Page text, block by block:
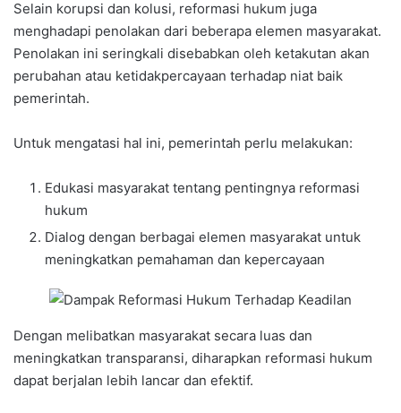
Selain korupsi dan kolusi, reformasi hukum juga
menghadapi penolakan dari beberapa elemen masyarakat.
Penolakan ini seringkali disebabkan oleh ketakutan akan
perubahan atau ketidakpercayaan terhadap niat baik
pemerintah.
Untuk mengatasi hal ini, pemerintah perlu melakukan:
Edukasi masyarakat tentang pentingnya reformasi
hukum
Dialog dengan berbagai elemen masyarakat untuk
meningkatkan pemahaman dan kepercayaan
Dengan melibatkan masyarakat secara luas dan
meningkatkan transparansi, diharapkan reformasi hukum
dapat berjalan lebih lancar dan efektif.